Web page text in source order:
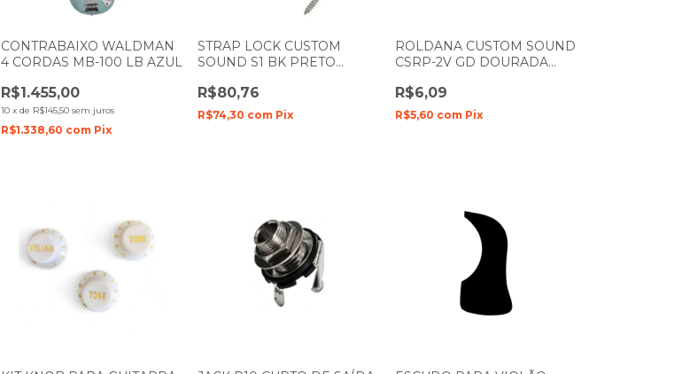
CONTRABAIXO WALDMAN
4 CORDAS MB-100 LB AZUL
R$1.455,00
10 x de R$145,50 sem juros
R$1.338,60 com Pix
STRAP LOCK CUSTOM
SOUND S1 BK PRETO
R$80,76
R$74,30 com Pix
ROLDANA CUSTOM SOUND
CSRP-2V GD DOURADA
R$6,09
R$5,60 com Pix